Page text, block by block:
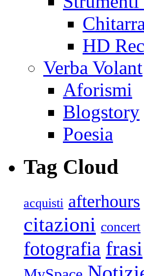
HD
Verba Volant
Aforismi
Blogstory
Poesia
Tag Cloud
acquisti afterhours
citazioni concert
fotografia frasi